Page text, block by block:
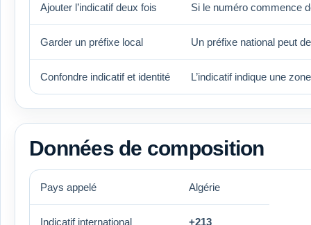
Ajouter l’indicatif deux fois Si le numéro commence
Garder un préfixe local Un préfixe national peut
Confondre indicatif et identité L’indicatif indique une
Données de composition
Pays appelé Algérie
Indicatif international +213